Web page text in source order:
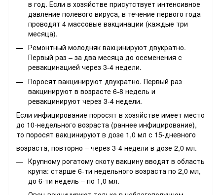
в год. Если в хозяйстве присутствует интенсивное
давление полевого вируса, в течение первого года
проводят 4 массовые вакцинации (каждые три
месяца).
Ремонтный молодняк вакцинируют двукратно.
Первый раз – за два месяца до осеменения с
ревакцинацией через 3-4 недели.
Поросят вакцинируют двукратно. Первый раз
вакцинируют в возрасте 6-8 недель и
ревакцинируют через 3-4 недели.
Если инфицирование поросят в хозяйстве имеет место
до 10-недельного возраста (раннее инфицирование),
то поросят вакцинируют в дозе 1,0 мл с 15-дневного
возраста, повторно – через 3-4 недели в дозе 2,0 мл.
Крупному рогатому скоту вакцину вводят в область
крупа: старше 6-ти недельного возраста по 2,0 мл,
до 6-ти недель – по 1,0 мл.